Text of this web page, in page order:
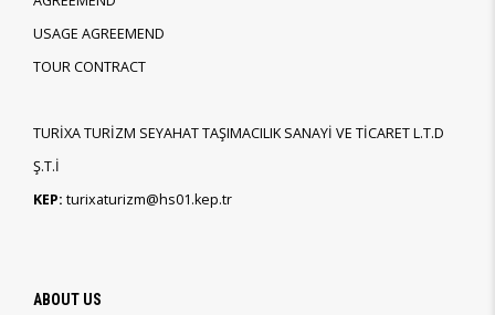
USAGE AGREEMEND
TOUR CONTRACT
TURİXA TURİZM SEYAHAT TAŞIMACILIK SANAYİ VE TİCARET L.T.D
Ş.T.İ
KEP: turixaturizm@hs01.kep.tr
ABOUT US